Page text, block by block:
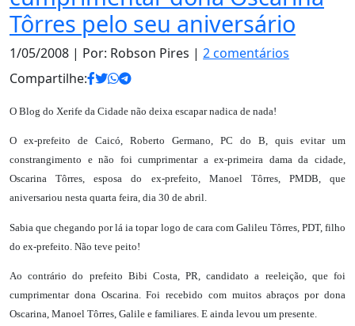
Tôrres pelo seu aniversário
1/05/2008 | Por: Robson Pires | 2 comentários
Compartilhe:
O Blog do Xerife da Cidade não deixa escapar nadica de nada!
O ex-prefeito de Caicó, Roberto Germano, PC do B, quis evitar um
constrangimento e não foi cumprimentar a ex-primeira dama da cidade,
Oscarina Tôrres, esposa do ex-prefeito, Manoel Tôrres, PMDB, que
aniversariou nesta quarta feira, dia 30 de abril.
Sabia que chegando por lá ia topar logo de cara com Galileu Tôrres, PDT, filho
do ex-prefeito. Não teve peito!
Ao contrário do prefeito Bibi Costa, PR, candidato a reeleição, que foi
cumprimentar dona Oscarina. Foi recebido com muitos abraços por dona
Oscarina, Manoel Tôrres, Galile e familiares. E ainda levou um presente.